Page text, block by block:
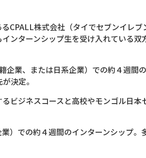
CPALL株式会社（タイでセブンイレブ
ンターンシップ生を受け入れている双
業、または日系企業）での約４週間
決定。
ビジネスコースと高校やモンゴル日本
）での約４週間のインターンシップ。